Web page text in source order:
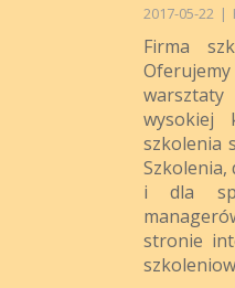
2017-05-22 |
Firma
wysokiej
szkolenia
i dla
stronie